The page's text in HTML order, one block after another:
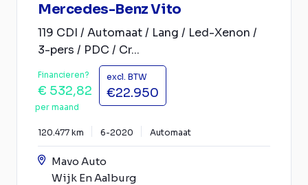
Mercedes-Benz Vito
119 CDI / Automaat / Lang / Led-Xenon /
3-pers / PDC / Cr...
Financieren?
€ 532,82
per maand
excl. BTW
€22.950
120.477 km 6-2020 Automaat
Mavo Auto
Wijk En Aalburg